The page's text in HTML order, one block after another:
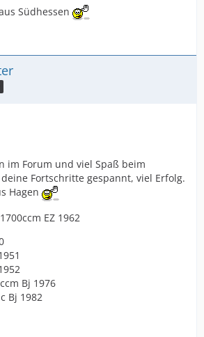
Südhessen
im Forum und viel Spaß beim
Fortschritte gespannt, viel Erfolg.
Hagen
EZ 1962
Bj 1976
Bj 1982